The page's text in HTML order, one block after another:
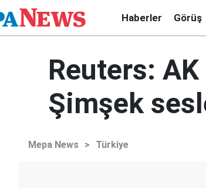
Haberler Görüş
Reuters:
Şimşek
Mepa News > Türkiye